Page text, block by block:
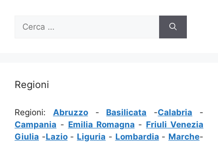
per:
Regioni
Regioni: Abruzzo- Basilicata -Calabria -
Campania - Emilia Romagna - Friuli Venezia
Giulia -Lazio- Liguria - Lombardia - Marche-